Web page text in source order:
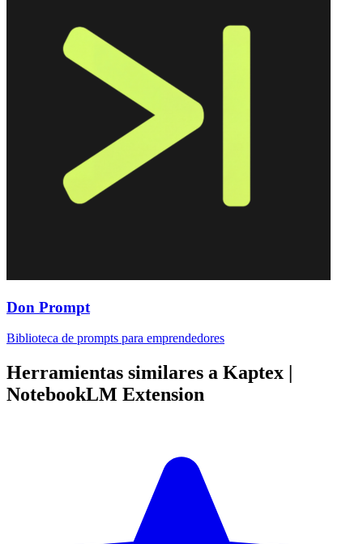
Don Prompt
Biblioteca de prompts para emprendedores
Herramientas similares a Kaptex |
NotebookLM Extension